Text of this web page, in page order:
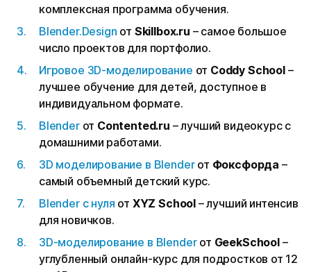
комплексная программа обучения.
Blender.Design от Skillbox.ru – самое большое
число проектов для портфолио.
Игровое 3D-моделирование от Coddy School –
лучшее обучение для детей, доступное в
индивидуальном формате.
Blenderот Contented.ru – лучший видеокурс с
домашними работами.
3D моделирование в Blenderот Фоксфорда –
самый объемный детский курс.
Blender с нуля от XYZ School– лучший интенсив
для новичков.
3D-моделирование в Blenderот GeekSchool –
углубленный онлайн-курс для подростков от 12